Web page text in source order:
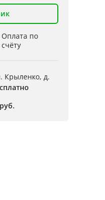
Оплата по
счёту
Крыленко, д.